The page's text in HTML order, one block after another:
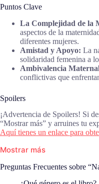
Puntos Clave
La Complejidad de la
aspectos de la
diferentes mujeres.
Amistad y Apoyo: La
solidaridad femenina a
Ambivalencia
conflictivas que
Spoilers
¡Advertencia de Spoilers! Si
“Mostrar más” y arruines tu
Aquí tienes un enlace para
Mostrar más
Preguntas Frecuentes sobre